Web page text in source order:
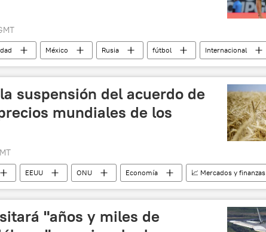
México Rusia fútbol Internacional
suspensión del acuerdo de
mundiales de los
EEUU ONU Economía
📈 Mercados y finanzas
Estambul
Rusia
"años y miles de